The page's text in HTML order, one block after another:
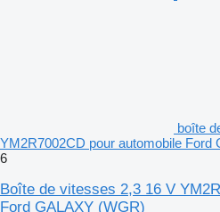
boîte
YM2R7002CD pour automobile Ford
6
Boîte de vitesses 2,3 16 V
Ford GALAXY (WGR)